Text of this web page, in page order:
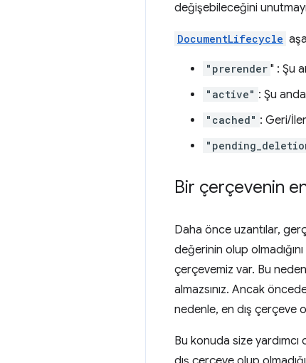
değişebileceğini
DocumentLifecycle
"prerender " : Şu
"active" : Şu
"cached" : Geri/
Bir çerçevenin en
Daha önce uzantılar,
değerinin olup
çerçevemiz var. Bu
almazsınız. Ancak
nedenle, en dış çerçeve
Bu konuda size yardımcı